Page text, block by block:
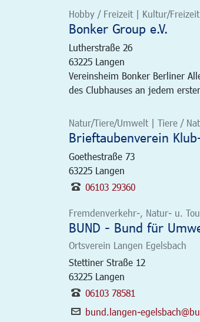
Hobby / Freizeit | Kultur/Freizeit
Bonker Group e.V.
Lutherstraße 26
63225 Langen
Vereinsheim Bonker Berliner
des Clubhauses an jedem
Natur/Tiere/Umwelt | Tiere /
Brieftaubenverein
Goethestraße 73
63225 Langen
06103 29360
Fremdenverkehr-, Natur- u.
BUND - Bund für
Ortsverein Langen Egelsbach
Stettiner Straße 12
63225 Langen
06103 78581
bund.langen-